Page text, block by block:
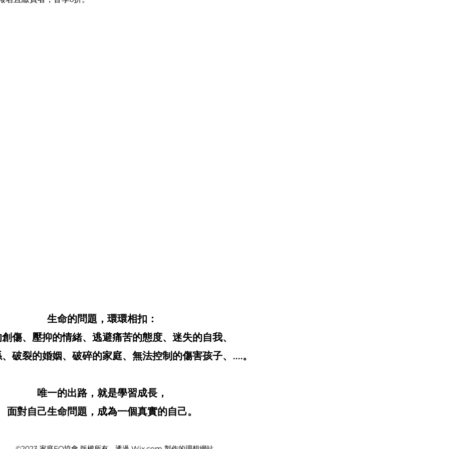
生命的問題，環環相扣：
傷、壓抑的情緒、逃避痛苦的態度、迷失的自我、
破裂的婚姻、破碎的家庭、無法控制的傷害孩子、....。
唯一的出路，就是學習成長，
面對自己生命問題，成為一個真實的自己。